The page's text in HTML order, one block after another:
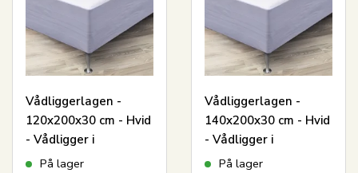
Vådliggerlagen -
120x200x30 cm - Hvid
- Vådligger i
faconlagen -
På lager
Vådliggerlagen -
140x200x30 cm - Hvid
- Vådligger i
faconlagen -
På lager